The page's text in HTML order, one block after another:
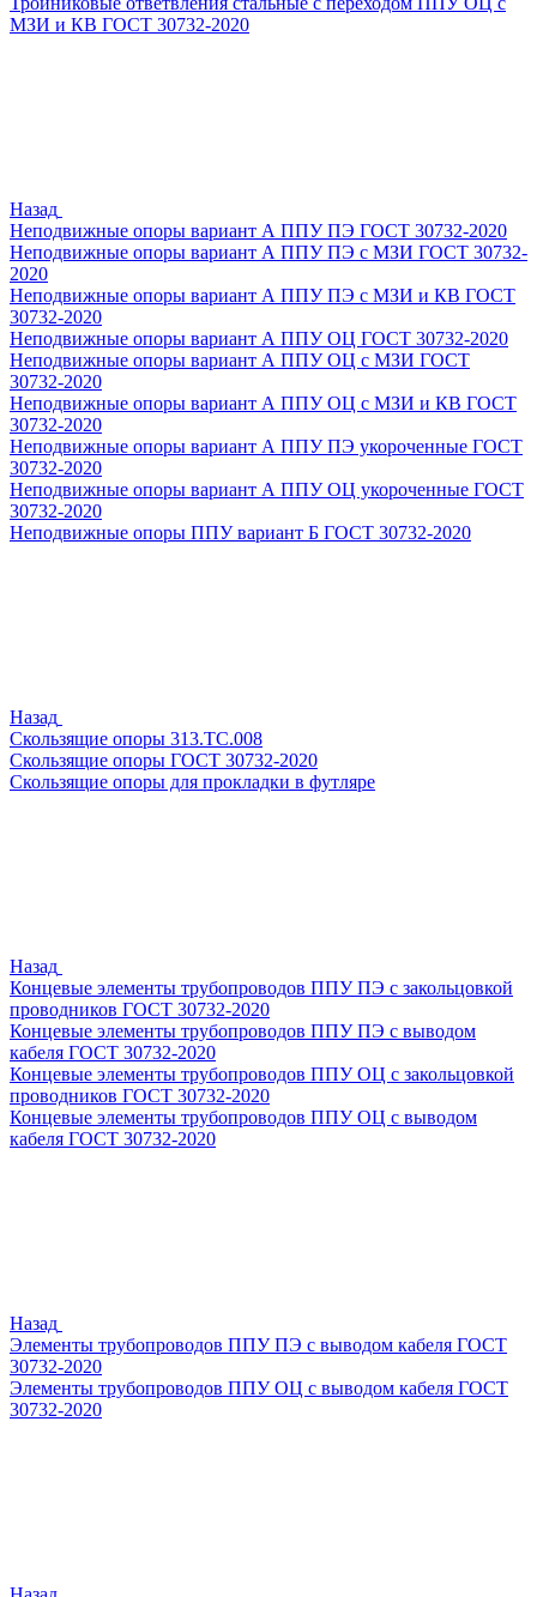
МЗИ и КВ ГОСТ 30732-2020
Назад
Неподвижные опоры вариант А ППУ ПЭ ГОСТ 30732-2020
Неподвижные опоры вариант А ППУ ПЭ с МЗИ ГОСТ 30732-
2020
Неподвижные опоры вариант А ППУ ПЭ с МЗИ и КВ ГОСТ
30732-2020
Неподвижные опоры вариант А ППУ ОЦ ГОСТ 30732-2020
Неподвижные опоры вариант А ППУ ОЦ с МЗИ ГОСТ
30732-2020
Неподвижные опоры вариант А ППУ ОЦ с МЗИ и КВ ГОСТ
30732-2020
Неподвижные опоры вариант А ППУ ПЭ укороченные ГОСТ
30732-2020
Неподвижные опоры вариант А ППУ ОЦ укороченные ГОСТ
30732-2020
Неподвижные опоры ППУ вариант Б ГОСТ 30732-2020
Назад
Скользящие опоры 313.ТС.008
Скользящие опоры ГОСТ 30732-2020
Скользящие опоры для прокладки в футляре
Назад
Концевые элементы трубопроводов ППУ ПЭ с закольцовкой
проводников ГОСТ 30732-2020
Концевые элементы трубопроводов ППУ ПЭ с выводом
кабеля ГОСТ 30732-2020
Концевые элементы трубопроводов ППУ ОЦ с закольцовкой
проводников ГОСТ 30732-2020
Концевые элементы трубопроводов ППУ ОЦ с выводом
кабеля ГОСТ 30732-2020
Назад
Элементы трубопроводов ППУ ПЭ с выводом кабеля ГОСТ
30732-2020
Элементы трубопроводов ППУ ОЦ с выводом кабеля ГОСТ
30732-2020